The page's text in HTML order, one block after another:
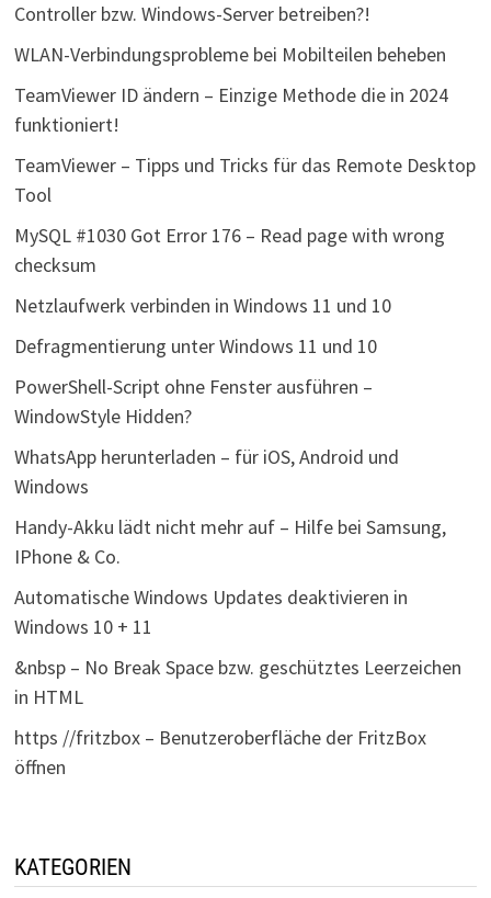
Controller bzw. Windows-Server betreiben?!
WLAN-Verbindungsprobleme bei Mobilteilen beheben
TeamViewer ID ändern – Einzige Methode die in 2024
funktioniert!
TeamViewer – Tipps und Tricks für das Remote Desktop
Tool
MySQL #1030 Got Error 176 – Read page with wrong
checksum
Netzlaufwerk verbinden in Windows 11 und 10
Defragmentierung unter Windows 11 und 10
PowerShell-Script ohne Fenster ausführen –
WindowStyle Hidden?
WhatsApp herunterladen – für iOS, Android und
Windows
Handy-Akku lädt nicht mehr auf – Hilfe bei Samsung,
IPhone & Co.
Automatische Windows Updates deaktivieren in
Windows 10 + 11
&nbsp – No Break Space bzw. geschütztes Leerzeichen
in HTML
https //fritzbox – Benutzeroberfläche der FritzBox
öffnen
KATEGORIEN